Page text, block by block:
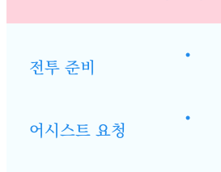
전투 준비
•
어시스트 요청
•